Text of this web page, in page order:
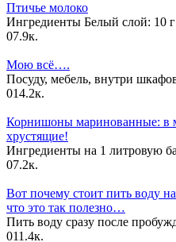
Птичье молоко
Ингредиенты Белый слой: 10
07.9к.
Мою всё….
Посуду, мебель, внутри
014.2к.
Корнишоны маринованные: в
хрустящие!
Ингредиенты на 1 литровую
07.2к.
Вот почему стоит пить воду
что это так полезно…
Пить воду сразу после
011.4к.